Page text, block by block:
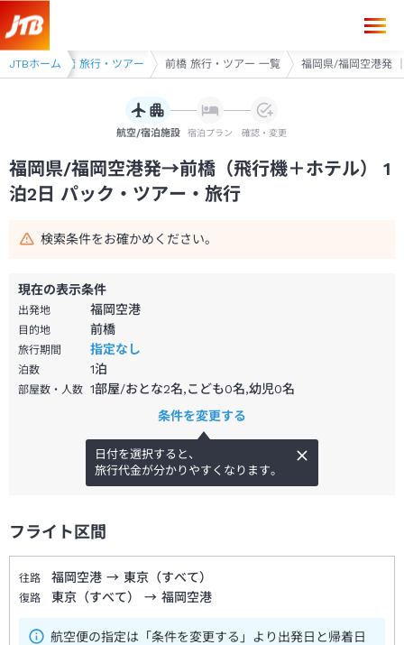
JTBホーム
前橋・高崎 旅行・ツアー 前橋 旅行・ツアー 一覧 福岡県/福岡空港発
航空/宿泊施設 宿泊プラン 確認・変更
福岡県/福岡空港発→前橋（飛行機＋ホテル） 1
泊2日 パック・ツアー・旅行
検索条件をお確かめください。
現在の表示条件
出発地 福岡空港
目的地 前橋
旅行期間 指定なし
泊数 1泊
部屋数・人数 1部屋/おとな2名,こども0名,幼児0名
条件を変更する
日付を選択すると、
旅行代金が分かりやすくなります。
フライト区間
往路 福岡空港 → 東京（すべて）
復路 東京（すべて） → 福岡空港
航空便の指定は「条件を変更する」より出発日と帰着日